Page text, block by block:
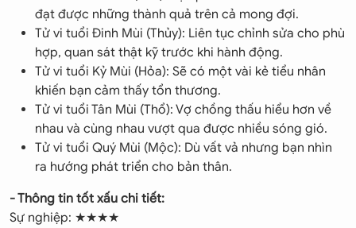
đạt được những thành quả trên cả mong đợi.
Tử vi tuổi Đinh Mùi (Thủy): Liên tục chỉnh sửa cho phù
hợp, quan sát thật kỹ trước khi hành động.
Tử vi tuổi Kỷ Mùi (Hỏa): Sẽ có một vài kẻ tiểu nhân
khiến bạn cảm thấy tổn thương.
Tử vi tuổi Tân Mùi (Thổ): Vợ chồng thấu hiểu hơn về
nhau và cùng nhau vượt qua được nhiều sóng gió.
Tử vi tuổi Quý Mùi (Mộc): Dù vất vả nhưng bạn nhìn
ra hướng phát triển cho bản thân.
- Thông tin tốt xấu chi tiết:
Sự nghiệp: ★★★★